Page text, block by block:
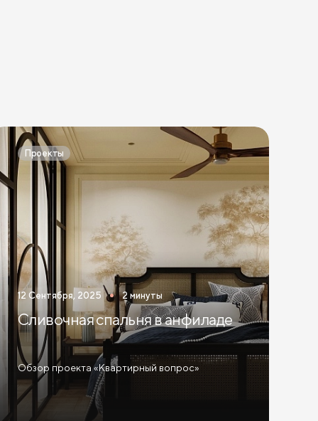
Проекты
12 Сентября, 2025 2 минуты
Сливочная спальня в анфиладе
Обзор проекта «Квартирный вопрос»